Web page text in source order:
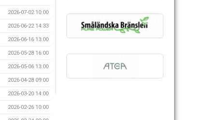
2026-07-02 10:00
2026-06-22 14:33
2026-06-16 13:00
2026-05-28 16:00
2026-05-06 13:00
2026-04-28 09:00
2026-03-20 14:00
2026-02-26 10:00